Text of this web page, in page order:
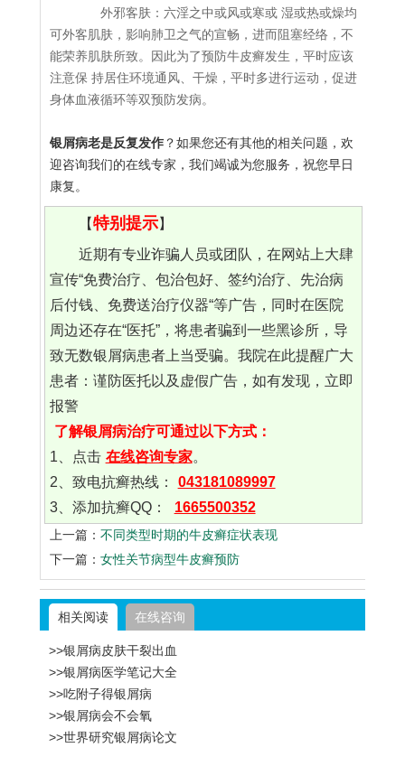
外邪客肤：六淫之中或风或寒或 湿或热或燥均
可外客肌肤，影响肺卫之气的宣畅，进而阻塞经络，不
能荣养肌肤所致。因此为了预防牛皮癣发生，平时应该
注意保 持居住环境通风、干燥，平时多进行运动，促进
身体血液循环等双预防发病。
银屑病老是反复发作 ？如果您还有其他的相关问题，欢
迎咨询我们的在线专家，我们竭诚为您服务，祝您早日
康复。
【特别提示】
近期有专业诈骗人员或团队，在网站上大肆
宣传“免费治疗、包治包好、签约治疗、先治病
后付钱、免费送治疗仪器“等广告，同时在医院
周边还存在“医托”，将患者骗到一些黑诊所，导
致无数银屑病患者上当受骗。我院在此提醒广大
患者：谨防医托以及虚假广告，如有发现，立即
报警
了解银屑病治疗可通过以下方式：
1、点击 在线咨询专家。
2、致电抗癣热线：
043181089997
3、添加抗癣QQ：
1665500352
上一篇： 不同类型时期的牛皮癣症状表现
下一篇： 女性关节病型牛皮癣预防
相关阅读 在线咨询
>>银屑病皮肤干裂出血
>>银屑病医学笔记大全
>>吃附子得银屑病
>>银屑病会不会氧
>>世界研究银屑病论文